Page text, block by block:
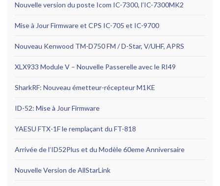
Nouvelle version du poste Icom IC-7300, l’IC-7300MK2
Mise à Jour Firmware et CPS IC-705 et IC-9700
Nouveau Kenwood TM-D750 FM / D-Star, V/UHF, APRS
XLX933 Module V – Nouvelle Passerelle avec le RI49
SharkRF: Nouveau émetteur-récepteur M1KE
ID-52: Mise à Jour Firmware
YAESU FTX-1F le remplaçant du FT-818
Arrivée de l’ID52Plus et du Modèle 60eme Anniversaire
Nouvelle Version de AllStarLink